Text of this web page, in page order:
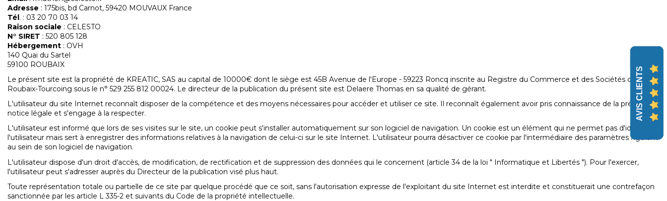
Adresse : 175bis, bd Carnot, 59420 MOUVAUX France
Tél. : 03 20 70 03 14
Raison sociale : CELESTO
N° SIRET : 520 805 128
Hébergement : OVH
140 Quai du Sartel
59100 ROUBAIX
Le présent site est la propriété de KREATIC, SAS au capital de 10000€ dont le siège est 45B Avenue de l'Europe - 59223 Roncq inscrite au Registre du Commerce et des Sociétés de
Roubaix-Tourcoing sous le n° 529 255 812 00024. Le directeur de la publication du présent site est Delaere Thomas en sa qualité de gérant.
L'utilisateur du site Internet reconnaît disposer de la compétence et des moyens nécessaires pour accéder et utiliser ce site. Il reconnaît également avoir pris connaissance de la présente
notice légale et s'engage à la respecter.
L'utilisateur est informé que lors de ses visites sur le site, un cookie peut s'installer automatiquement sur son logiciel de navigation. Un cookie est un élément qui ne permet pas d'identifier
l'utilisateur mais sert à enregistrer des informations relatives à la navigation de celui-ci sur le site Internet. L'utilisateur pourra désactiver ce cookie par l'intermédiaire des paramètres figurant
au sein de son logiciel de navigation.
L'utilisateur dispose d'un droit d'accès, de modification, de rectification et de suppression des données qui le concernent (article 34 de la loi " Informatique et Libertés "). Pour l'exercer,
l'utilisateur peut s'adresser auprès du Directeur de la publication visé plus haut.
Toute représentation totale ou partielle de ce site par quelque procédé que ce soit, sans l'autorisation expresse de l'exploitant du site Internet est interdite et constituerait une contrefaçon
sanctionnée par les article L 335-2 et suivants du Code de la propriété intellectuelle.
AVIS CLIENTS